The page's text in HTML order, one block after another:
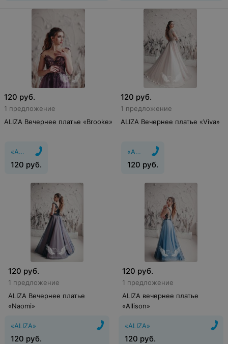
120 руб.
1 предложение
ALIZA Вечернее платье «Brooke»
«ALIZA»
120 руб.
120 руб.
1 предложение
ALIZA Вечернее платье «Viva»
«ALIZA»
120 руб.
120 руб.
1 предложение
ALIZA Вечернее платье
«Naomi»
«ALIZA»
120 руб.
120 руб.
1 предложение
ALIZA вечернее платье
«Allison»
«ALIZA»
120 руб.